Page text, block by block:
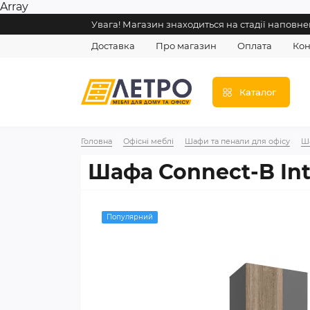
Array
Увага! Магазин знаходиться на стадії
Доставка
Про магазин Оплата
Каталог
Головна Офісні меблі Шафи та пенали для офісу
Шафа Connect-B
Популярний